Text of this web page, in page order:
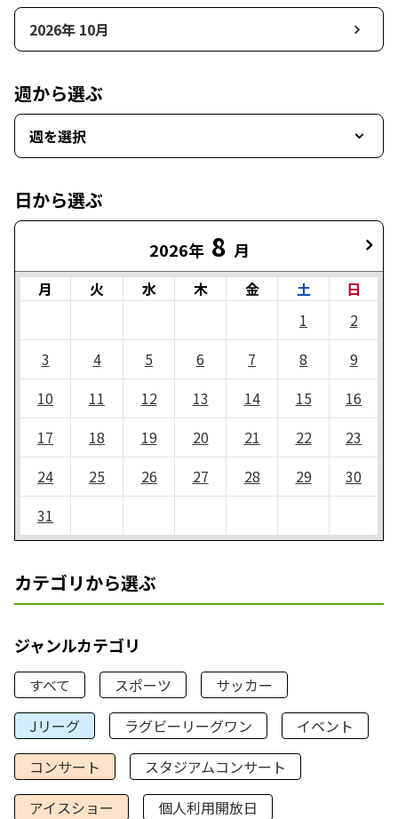
2026年 10月
週から選ぶ
週を選択
日から選ぶ
2026年 8 月
月 火 水 木 金 土
日
1
2
3
4 5 6 7 8
9
10
11 12 13 14 15
16
17
18 19 20 21 22
23
24
25 26 27 28 29
30
31
カテゴリから選ぶ
ジャンルカテゴリ
すべて スポーツ
サッカー
Jリーグ
ラグビーリーグワン
イベント
コンサート
スタジアムコンサート
アイスショー
個人利用開放日